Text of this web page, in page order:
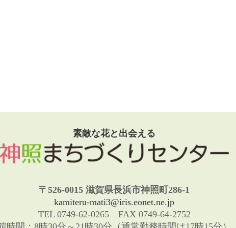
素敵な花と出会える
〒526-0015 滋賀県長浜市神照町286-1
kamiteru-mati3@iris.eonet.ne.jp
TEL 0749-62-0265 FAX 0749-64-2752